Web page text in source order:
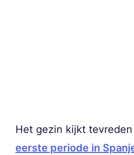
Het gezin kijkt
eerste periode in